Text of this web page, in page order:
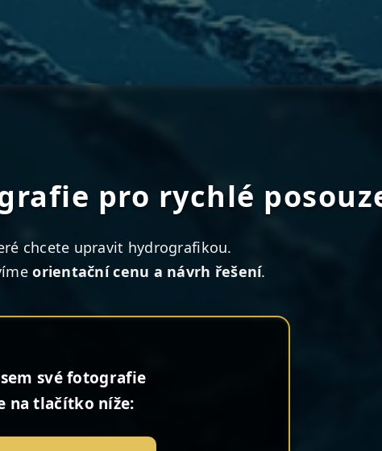
pro rychlé
chcete upravit hydrografikou.
orientační cenu a návrh řešení.
své fotografie
na tlačítko níže: